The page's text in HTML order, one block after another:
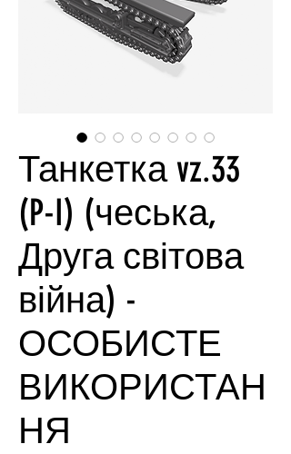
Танкетка vz.33
(P-I) (чеська,
Друга світова
війна) -
ОСОБИСТЕ
ВИКОРИСТАН
НЯ